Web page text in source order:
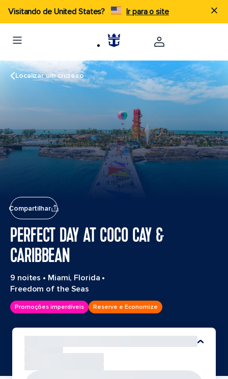
Visitando de United States? Ir para o site
Localizar um cruzeiro
Compartilhar
PERFECT DAY AT COCO CAY &
CARIBBEAN
9 noites • Miami, Florida •
Freedom of the Seas
Promoções imperdíveis Reserve e Economize